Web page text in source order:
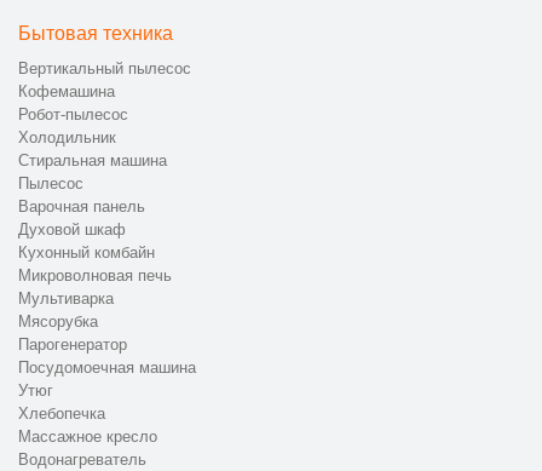
Бытовая техника
Вертикальный пылесос
Кофемашина
Робот-пылесос
Холодильник
Стиральная машина
Пылесос
Варочная панель
Духовой шкаф
Кухонный комбайн
Микроволновая печь
Мультиварка
Мясорубка
Парогенератор
Посудомоечная машина
Утюг
Хлебопечка
Массажное кресло
Водонагреватель